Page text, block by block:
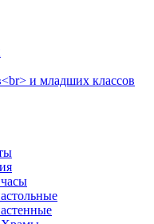
и младших классов